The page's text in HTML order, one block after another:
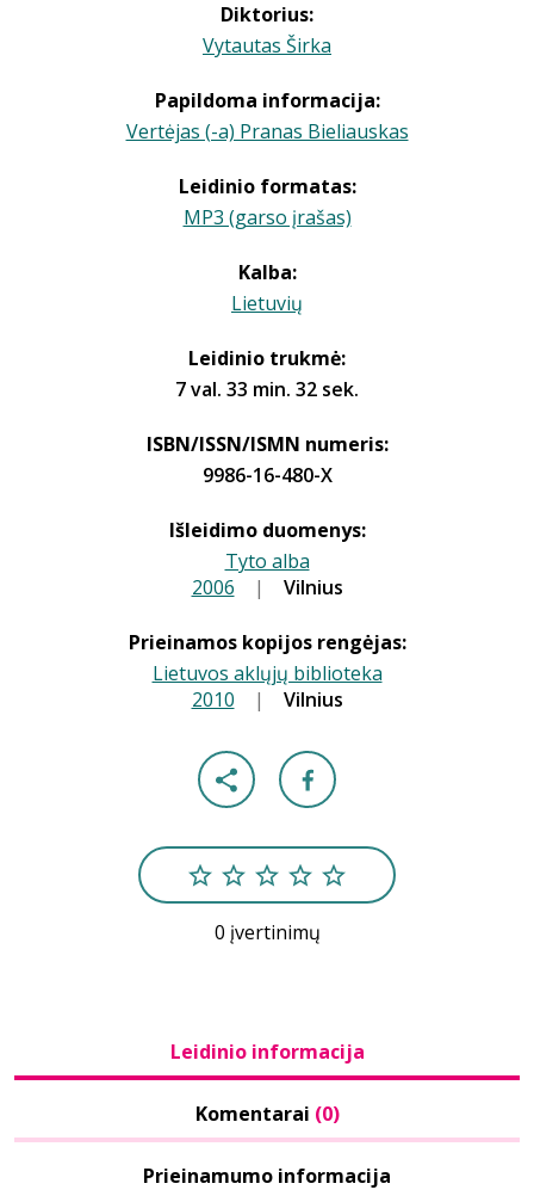
Diktorius:
Vytautas Širka
Papildoma informacija:
Vertėjas (-a) Pranas Bieliauskas
Leidinio formatas:
MP3 (garso įrašas)
Kalba:
Lietuvių
Leidinio trukmė:
7 val. 33 min. 32 sek.
ISBN/ISSN/ISMN numeris:
9986-16-480-X
Išleidimo duomenys:
Tyto alba
2006 | Vilnius
Prieinamos kopijos rengėjas:
Lietuvos aklųjų biblioteka
2010 | Vilnius
0 įvertinimų
Leidinio informacija
Komentarai (0)
Prieinamumo informacija